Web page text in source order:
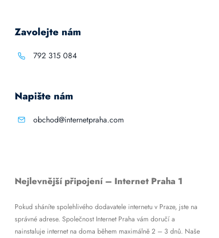
Zavolejte nám
792 315 084
Napište nám
obchod@internetpraha.com
Nejlevnější připojení – Internet Praha 1
Pokud sháníte spolehlivého dodavatele internetu v Praze, jste na
správné adrese. Společnost Internet Praha vám doručí a
nainstaluje internet na doma během maximálně 2 – 3 dnů. Naše